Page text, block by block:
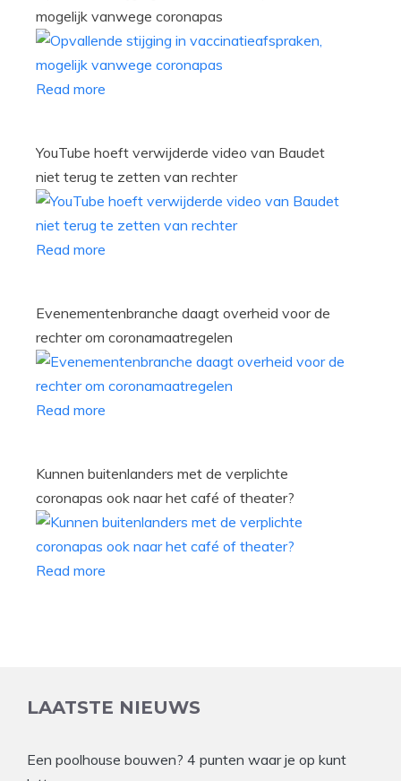
mogelijk vanwege coronapas
Read more
YouTube hoeft verwijderde video van Baudet
niet terug te zetten van rechter
Read more
Evenementenbranche daagt overheid voor de
rechter om coronamaatregelen
Read more
Kunnen buitenlanders met de verplichte
coronapas ook naar het café of theater?
Read more
LAATSTE NIEUWS
Een poolhouse bouwen? 4 punten waar je op kunt